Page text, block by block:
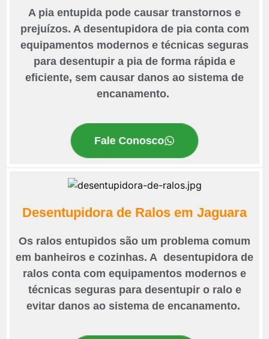
A pia entupida pode causar transtornos e
prejuízos. A desentupidora de pia conta com
equipamentos modernos e técnicas seguras
para desentupir a pia de forma rápida e
eficiente, sem causar danos ao sistema de
encanamento.
Fale Conosco
Desentupidora de Ralos em Jaguara
Os ralos entupidos são um problema comum
em banheiros e cozinhas. A desentupidora de
ralos conta com equipamentos modernos e
técnicas seguras para desentupir o ralo e
evitar danos ao sistema de encanamento.